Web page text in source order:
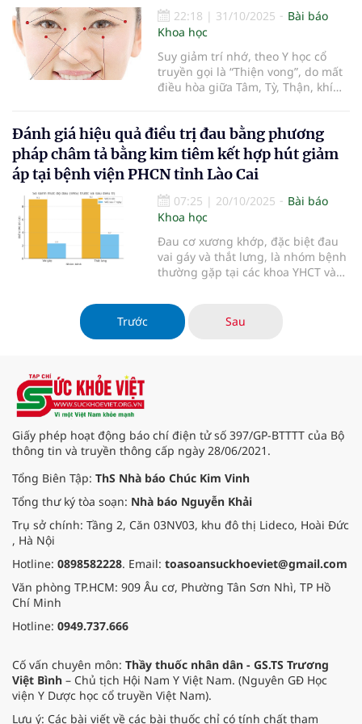
22:18 | 31/10/2025
Bài báo
Khoa học
Suy giảm trí nhớ, theo Y học cổ
truyền gọi là “Thiện vong”, do mất
điều hòa giữa Tâm, Tỳ, Thận, khí
giao, tâm tỳ hư, đàm trọc nhiễu
tâm, huyết ứ xung tâm.
Đánh giá hiệu quả điều trị đau bằng phương
pháp châm tả bằng kim tiêm kết hợp hút giảm
áp tại bệnh viện PHCN tỉnh Lào Cai
07:25 | 20/10/2025
Bài báo
Khoa học
Đau cơ xương khớp, đặc biệt đau
vai gáy và thắt lưng, là nhóm bệnh
thường gặp tại các khoa YHCT và
điều trị.
Trước
Sau
Giấy phép hoạt động báo chí điện tử số 397/GP-BTTTT của Bộ
thông tin và truyền thông cấp ngày 28/06/2021.
Tổng Biên Tập: ThS Nhà báo Chúc Kim Vinh
Tổng thư ký tòa soạn: Nhà báo Nguyễn Khải
Trụ sở chính: Tầng 2, Căn 03NV03, khu đô thị Lideco, Hoài Đức
, Hà Nội
Hotline: 0898582228. Email: toasoansuckhoeviet@gmail.com
Văn phòng TP.HCM: 909 Âu cơ, Phường Tân Sơn Nhì, TP Hồ
Chí Minh
Hotline: 0949.737.666
Cố vấn chuyên môn: Thầy thuốc nhân dân - GS.TS Trương
Việt Bình – Chủ tịch Hội Nam Y Việt Nam. (Nguyên GĐ Học
viện Y Dược học cổ truyền Việt Nam).
Lưu ý: Các bài viết về các bài thuốc chỉ có tính chất tham